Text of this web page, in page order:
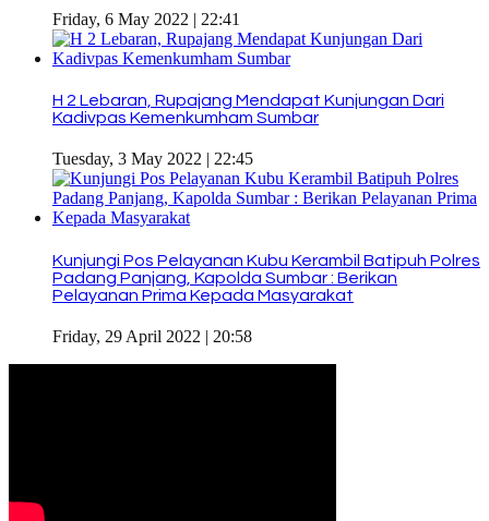
Friday, 6 May 2022 | 22:41
H 2 Lebaran, Rupajang Mendapat Kunjungan Dari
Kadivpas Kemenkumham Sumbar
Tuesday, 3 May 2022 | 22:45
Kunjungi Pos Pelayanan Kubu Kerambil Batipuh Polres
Padang Panjang, Kapolda Sumbar : Berikan
Pelayanan Prima Kepada Masyarakat
Friday, 29 April 2022 | 20:58